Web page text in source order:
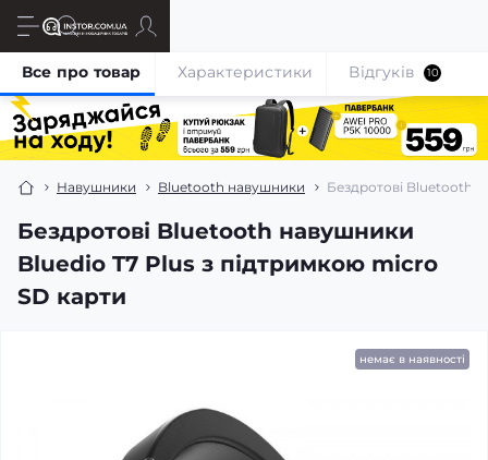
Навушники Bluetooth навушники Бездротові Bluetooth
Бездротові Bluetooth навушники
Bluedio T7 Plus з підтримкою micro
SD карти
Все про товар Характеристики Відгуків 10
немає в наявності